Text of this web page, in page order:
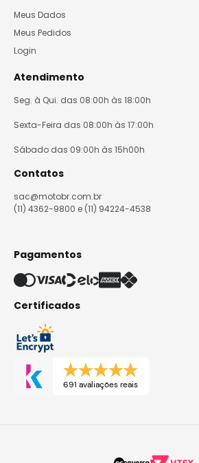
Meus Dados
Meus Pedidos
Login
Atendimento
Seg. à Qui. das 08:00h às 18:00h
Sexta-Feira das 08:00h às 17:00h
Sábado das 09:00h às 15h00h
Contatos
sac@motobr.com.br
(11) 4362-9800 e (11) 94224-4538
Pagamentos
Certificados
691 avaliações reais